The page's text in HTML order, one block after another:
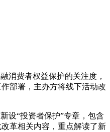
费者权益保护的关注度，
部署，主办方将线下活动改
设“投资者保护”专章，包含
革相关内容，重点解读了新